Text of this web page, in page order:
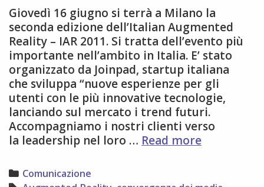
Giovedì 16 giugno si terrà a Milano la
seconda edizione dell’Italian Augmented
Reality – IAR 2011. Si tratta dell’evento più
importante nell’ambito in Italia. E’ stato
organizzato da Joinpad, startup italiana
che sviluppa “nuove esperienze per gli
utenti con le più innovative tecnologie,
lanciando sul mercato i trend futuri.
Accompagniamo i nostri clienti verso
la leadership nel loro … Read moreItalian
–
Categories
Comunicazione